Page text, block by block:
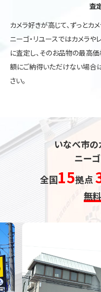
査
カメラ好きが高じて、ずっとカ
ニーゴ・リユースではカメラ
に査定し、そのお品物の最高
額にご納得いただけない場合
さい。
いなべ市の
ニー
全国15拠点
無